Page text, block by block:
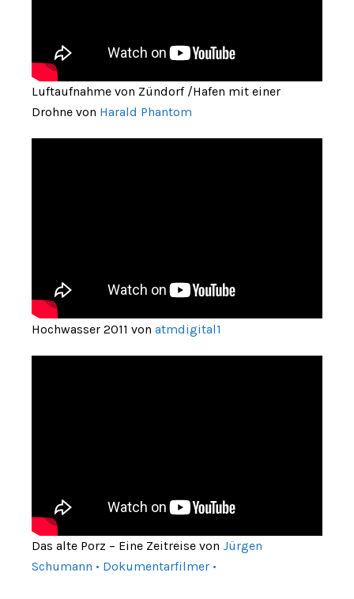
Luftaufnahme von Zündorf /Hafen mit einer
Drohne von Harald Phantom
Hochwasser 2011 von atmdigital1
Das alte Porz – Eine Zeitreise von Jürgen
Schumann • Dokumentarfilmer •